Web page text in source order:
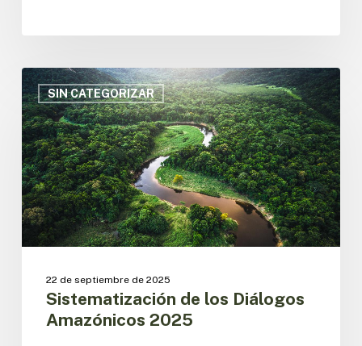
SIN CATEGORIZAR
Sistematización
de
los
Diálogos
Amazónicos
2025
22 de septiembre de 2025
Sistematización de los Diálogos
Amazónicos 2025